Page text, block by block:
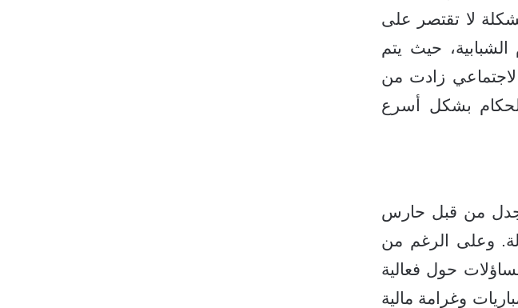
لا تقتصر على
حيث يتم
زادت من
بشكل أسرع
من قبل حارس
وعلى الرغم من
حول فعالية
الحالية التي تفرض عقوبات خفيفة نسبياً، مثل الإيقاف لمدة 10 مباريات وغرامة مالية